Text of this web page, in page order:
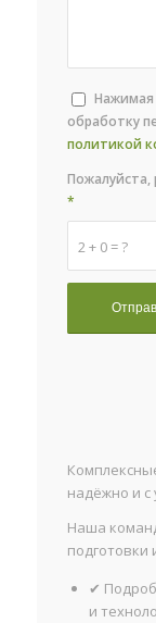
Нажимая
обработку
политикой
2 + 0 = ?
Пожалуйста,
*
надёжно и
Наша
подготовки
✔
и